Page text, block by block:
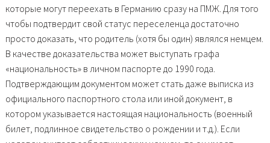
которые могут переехать в Германию сразу на ПМЖ. Для того
чтобы подтвердит свой статус переселенца достаточно
просто доказать, что родитель (хотя бы один) являлся немцем.
В качестве доказательства может выступать графа
«национальность» в личном паспорте до 1990 года.
Подтверждающим документом может стать даже выписка из
официального паспортного стола или иной документ, в
котором указывается настоящая национальность (военный
билет, подлинное свидетельство о рождении и т.д.). Если